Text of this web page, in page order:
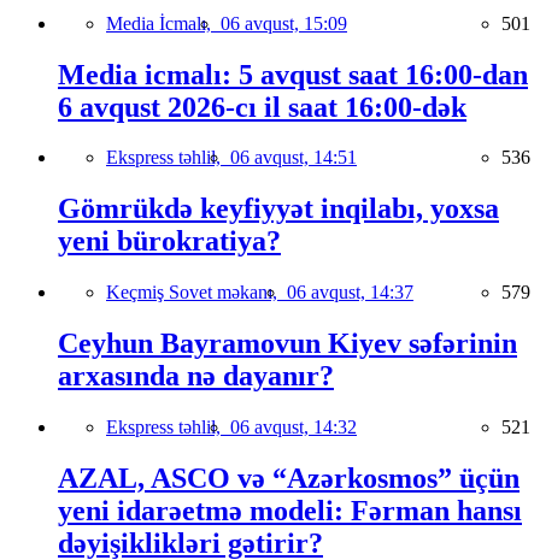
Media İcmalı, 06 avqust, 15:09 501
Media icmalı: 5 avqust saat 16:00-dan
6 avqust 2026-cı il saat 16:00-dək
Ekspress təhlil, 06 avqust, 14:51 536
Gömrükdə keyfiyyət inqilabı, yoxsa
yeni bürokratiya?
Keçmiş Sovet məkanı, 06 avqust, 14:37 579
Ceyhun Bayramovun Kiyev səfərinin
arxasında nə dayanır?
Ekspress təhlil, 06 avqust, 14:32 521
AZAL, ASCO və “Azərkosmos” üçün
yeni idarəetmə modeli: Fərman hansı
dəyişiklikləri gətirir?